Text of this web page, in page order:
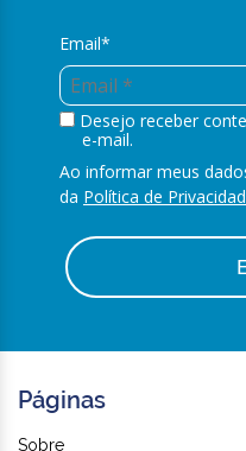
Email*
Desejo receber
e-mail.
Ao informar meus
da Política de
Páginas
Sobre